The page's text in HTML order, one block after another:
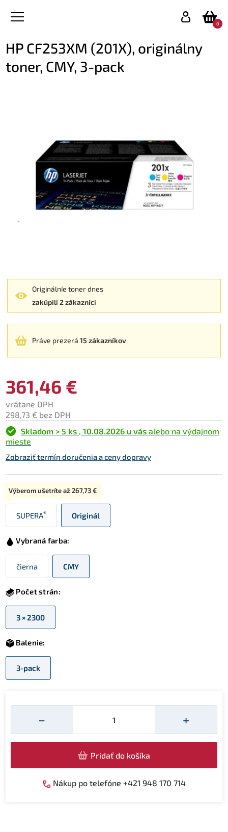
0
HP CF253XM (201X), originálny
toner, CMY, 3-pack
Originálníe toner dnes
zakúpili 2 zákazníci
Práve prezerá 15 zákazníkov
361,46 €
vrátane DPH
298,73 € bez DPH
Skladom > 5 ks , 10.08.2026 u vás alebo na výdajnom
mieste
Zobraziť termín doručenia a ceny dopravy
Typ:
SUPERA®
Výberom ušetríte až267,73 €
Originál
Vybraná farba:
čierna CMY
Počet strán:
3 × 2300
Balenie:
3-pack
−
Množství
+
Pridať do košíka
Nákup po telefóne +421 948 170 714